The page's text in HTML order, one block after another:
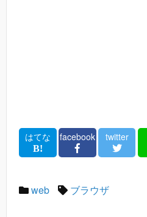
はてな facebook twitter
web ブラウザ